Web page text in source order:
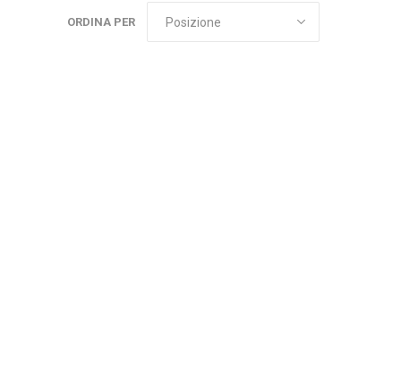
ORDINA PER